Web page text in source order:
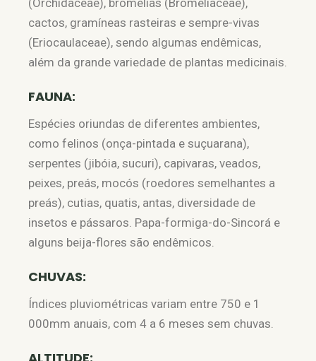
(Orchidaceae), bromélias (Bromeliaceae),
cactos, gramíneas rasteiras e sempre-vivas
(Eriocaulaceae), sendo algumas endêmicas,
além da grande variedade de plantas medicinais.
FAUNA:
Espécies oriundas de diferentes ambientes,
como felinos (onça-pintada e suçuarana),
serpentes (jibóia, sucuri), capivaras, veados,
peixes, preás, mocós (roedores semelhantes a
preás), cutias, quatis, antas, diversidade de
insetos e pássaros. Papa-formiga-do-Sincorá e
alguns beija-flores são endêmicos.
CHUVAS:
Índices pluviométricas variam entre 750 e 1
000mm anuais, com 4 a 6 meses sem chuvas.